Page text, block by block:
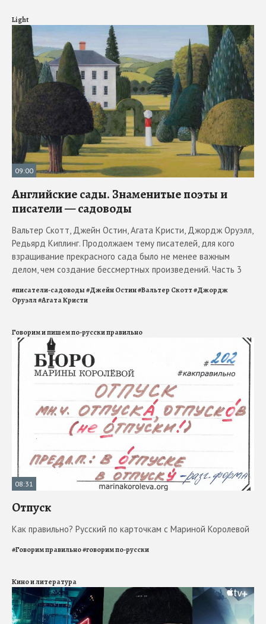
Light
09:00
Английские сады. Знаменитые поэты и
писатели — садоводы
Вальтер Скотт, Джейн Остин, Агата Кристи, Джордж Оруэлл,
Редьярд Киплинг. Продолжаем тему писателей, для кого
взращивание прекрасного сада было не менее важным
делом, чем создание бессмертных произведений. Часть 3
#писатели-садоводы#Джейн Остин#Вальтер Скотт#Джордж
Оруэлл#Агата Кристи
Говорим и пишем по-русски правильно
08:31
Отпуск
Как правильно? Русский по карточкам с Мариной Королевой
#Говорим правильно#говорим по-русски
Кино и литература